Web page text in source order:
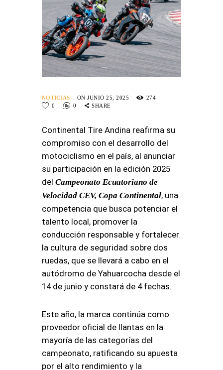
NOTICIAS ON JUNIO 25, 2025
274
0
0 SHARE
Continental Tire Andina reafirma su
compromiso con el desarrollo del
motociclismo en el país, al anunciar
su participación en la edición 2025
del Campeonato Ecuatoriano de
Velocidad CEV, Copa Continental, una
competencia que busca potenciar el
talento local, promover la
conducción responsable y fortalecer
la cultura de seguridad sobre dos
ruedas, que se llevará a cabo en el
autódromo de Yahuarcocha desde el
14 de junio y constará de 4 fechas.
Este año, la marca continúa como
proveedor oficial de llantas en la
mayoría de las categorías del
campeonato, ratificando su apuesta
por el alto rendimiento y la